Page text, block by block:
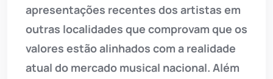
apresentações recentes dos artistas em
outras localidades que comprovam que os
valores estão alinhados com a realidade
atual do mercado musical nacional. Além